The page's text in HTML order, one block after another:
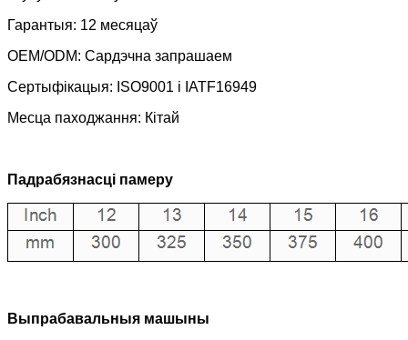
Гарантыя: 12 месяцаў
OEM/ODM: Сардэчна запрашаем
Сертыфікацыя: ISO9001 і IATF16949
Месца паходжання: Кітай
Падрабязнасці памеру
Выпрабавальныя машыны